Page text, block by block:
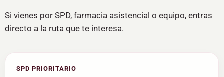
Si vienes por SPD, farmacia asistencial o equipo, entras
directo a la ruta que te interesa.
SPD PRIORITARIO